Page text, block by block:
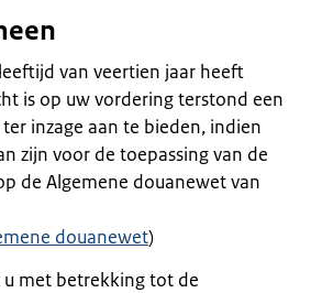
van veertien jaar heeft
is op uw vordering terstond een
inzage aan te bieden, indien
zijn voor de toepassing van de
de Algemene douanewet van
douanewet)
met betrekking tot de